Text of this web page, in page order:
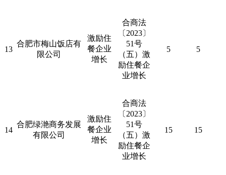
13
合肥市梅山饭店有
限公司
激励住
餐企业
增长
合商法
〔 2023〕
51号
（五）激
励住餐企
业增长
5 5
14
合肥绿滟商务发展
有限公司
激励住
餐企业
增长
合商法
〔 2023〕
51号
（五）激
励住餐企
业增长
15 15